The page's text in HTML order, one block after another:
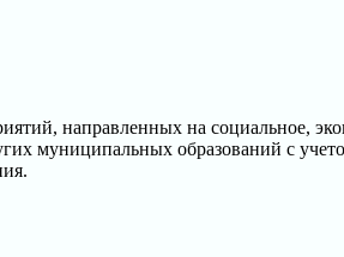
направленных на социальное,
муниципальных образований с